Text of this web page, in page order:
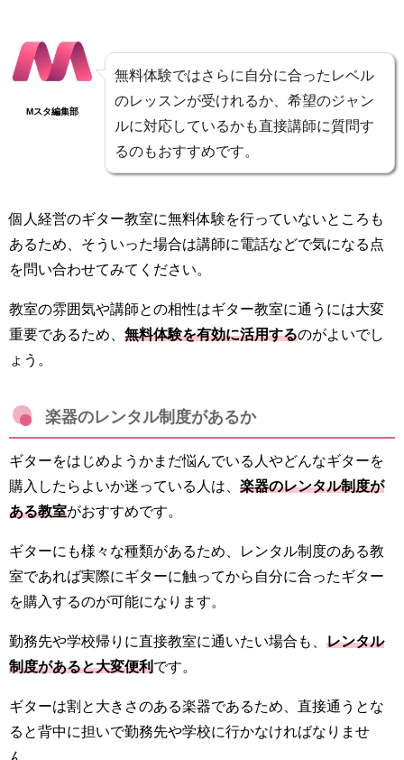
Mスタ編集部
無料体験ではさらに自分に合ったレベル
のレッスンが受けれるか、希望のジャン
ルに対応しているかも直接講師に質問す
るのもおすすめです。
個人経営のギター教室に無料体験を行っていないところも
あるため、そういった場合は講師に電話などで気になる点
を問い合わせてみてください。
教室の雰囲気や講師との相性はギター教室に通うには大変
重要であるため、 無料体験を有効に活用するのがよいでし
ょう。
楽器のレンタル制度があるか
ギターをはじめようかまだ悩んでいる人やどんなギターを
購入したらよいか迷っている人は、 楽器のレンタル制度が
ある教室がおすすめです。
ギターにも様々な種類があるため、レンタル制度のある教
室であれば実際にギターに触ってから自分に合ったギター
を購入するのが可能になります。
勤務先や学校帰りに直接教室に通いたい場合も、 レンタル
制度があると大変便利です。
ギターは割と大きさのある楽器であるため、直接通うとな
ると背中に担いで勤務先や学校に行かなければなりませ
ん。